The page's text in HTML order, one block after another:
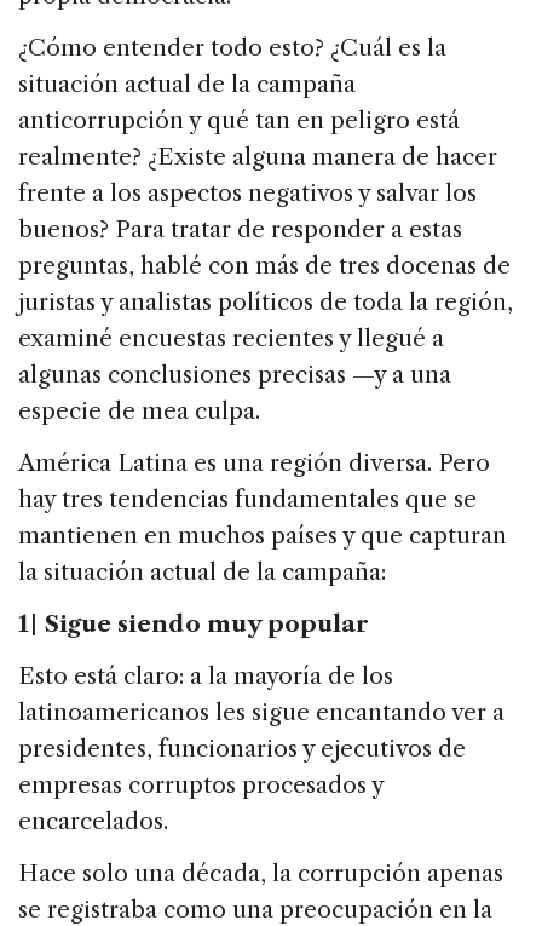
¿Cómo entender todo esto? ¿Cuál es la
situación actual de la campaña
anticorrupción y qué tan en peligro está
realmente? ¿Existe alguna manera de hacer
frente a los aspectos negativos y salvar los
buenos? Para tratar de responder a estas
preguntas, hablé con más de tres docenas de
juristas y analistas políticos de toda la región,
examiné encuestas recientes y llegué a
algunas conclusiones precisas —y a una
especie de mea culpa.
América Latina es una región diversa. Pero
hay tres tendencias fundamentales que se
mantienen en muchos países y que capturan
la situación actual de la campaña:
1 | Sigue siendo muy popular
Esto está claro: a la mayoría de los
latinoamericanos les sigue encantando ver a
presidentes, funcionarios y ejecutivos de
empresas corruptos procesados y
encarcelados.
Hace solo una década, la corrupción apenas
se registraba como una preocupación en la